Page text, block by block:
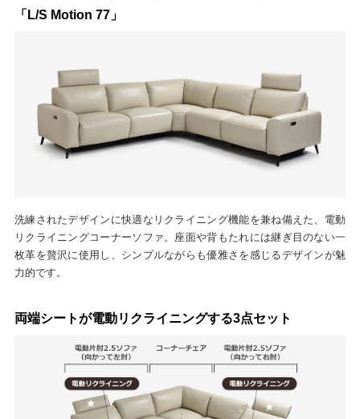
「L/S Motion 77」
洗練されたデザインに快適なリクライニング機能を兼ね備えた、電動
リクライニングコーナーソファ。座面や背もたれには継ぎ目のない一
枚革を贅沢に使用し、シンプルながらも優雅さを感じるデザインが魅
力的です。
両端シートが電動リクライニングする3点セット